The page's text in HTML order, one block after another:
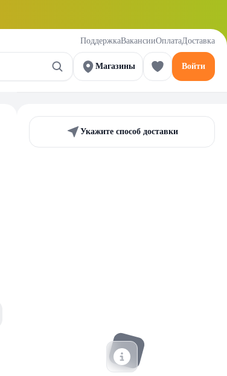
ПоддержкаВакансииОплатаДоставка
Магазины Войти
Укажите способ доставки